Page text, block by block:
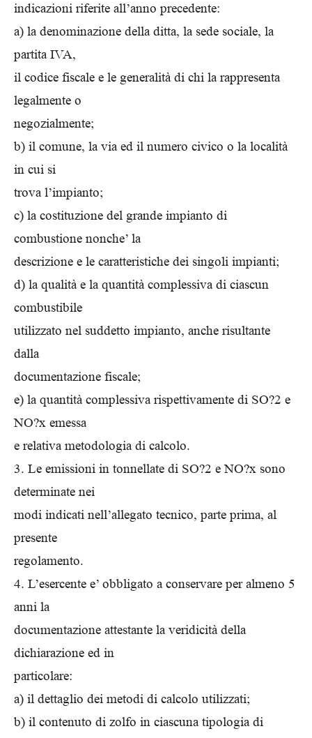
indicazioni riferite all’anno precedente:
a) la denominazione della ditta, la sede sociale, la
partita IVA,
il codice fiscale e le generalità di chi la rappresenta
legalmente o
negozialmente;
b) il comune, la via ed il numero civico o la località
in cui si
trova l’impianto;
c) la costituzione del grande impianto di
combustione nonche’ la
descrizione e le caratteristiche dei singoli impianti;
d) la qualità e la quantità complessiva di ciascun
combustibile
utilizzato nel suddetto impianto, anche risultante
dalla
documentazione fiscale;
e) la quantità complessiva rispettivamente di SO?2 e
NO?x emessa
e relativa metodologia di calcolo.
3. Le emissioni in tonnellate di SO?2 e NO?x sono
determinate nei
modi indicati nell’allegato tecnico, parte prima, al
presente
regolamento.
4. L’esercente e’ obbligato a conservare per almeno 5
anni la
documentazione attestante la veridicità della
dichiarazione ed in
particolare:
a) il dettaglio dei metodi di calcolo utilizzati;
b) il contenuto di zolfo in ciascuna tipologia di